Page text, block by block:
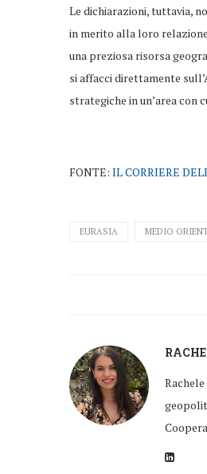
Le dichiarazioni, tuttavia,
in merito alla loro
una preziosa risorsa
si affacci direttamente
strategiche in un’area con
FONTE: IL CORRIERE
EURASIA MEDIO